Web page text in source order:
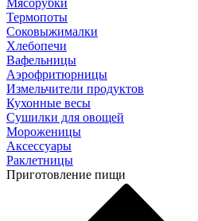
Мясорубки
Термопоты
Соковыжималки
Хлебопечи
Вафельницы
Аэрофритюрницы
Измельчители продуктов
Кухонные весы
Сушилки для овощей
Мороженицы
Аксессуары
Раклетницы
Приготовление пищи